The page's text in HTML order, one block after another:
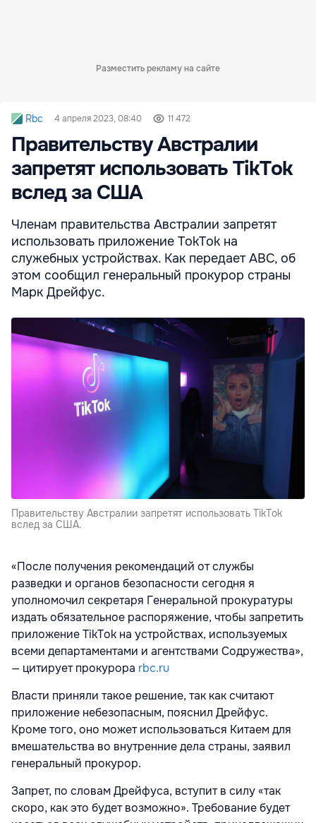
Разместить рекламу на сайте
Rbc 4 апреля 2023, 08:40 11 472
Правительству Австралии
запретят использовать TikTok
вслед за США
Членам правительства Австралии запретят
использовать приложение TokTok на
служебных устройствах. Как передает ABC, об
этом сообщил генеральный прокурор страны
Марк Дрейфус.
Правительству Австралии запретят использовать TikTok
вслед за США.
«После получения рекомендаций от службы
разведки и органов безопасности сегодня я
уполномочил секретаря Генеральной прокуратуры
издать обязательное распоряжение, чтобы запретить
приложение TikTok на устройствах, используемых
всеми департаментами и агентствами Содружества»,
— цитирует прокурора rbc.ru
Власти приняли такое решение, так как считают
приложение небезопасным, пояснил Дрейфус.
Кроме того, оно может использоваться Китаем для
вмешательства во внутренние дела страны, заявил
генеральный прокурор.
Запрет, по словам Дрейфуса, вступит в силу «так
скоро, как это будет возможно». Требование будет